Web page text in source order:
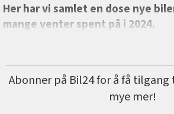
Her har vi samlet en dose nye
mange venter spent på i 2024.
Abonner på Bil24 for å få tilgang
mye mer!